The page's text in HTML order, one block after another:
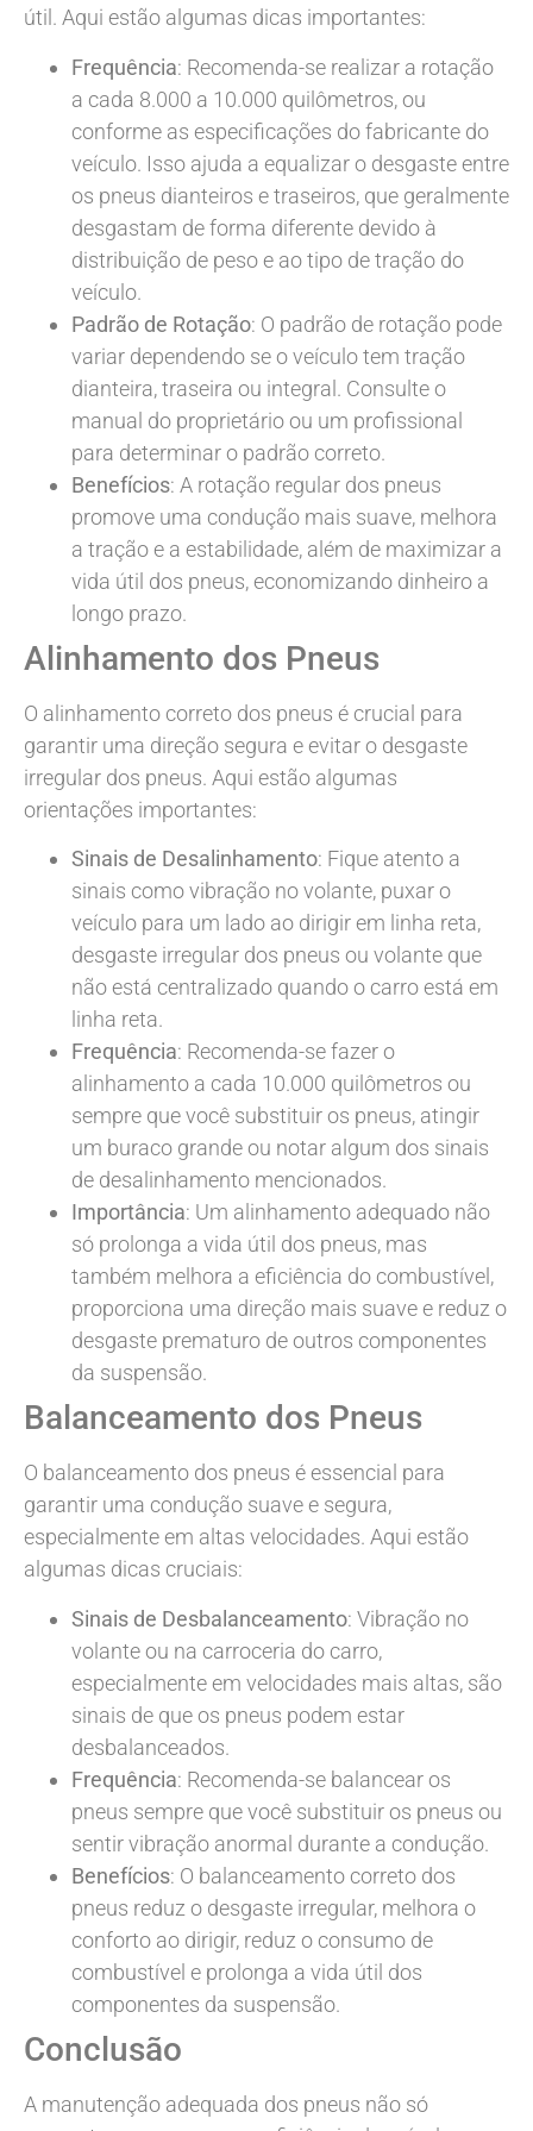
útil. Aqui estão algumas dicas importantes:
Frequência: Recomenda-se realizar a rotação
a cada 8.000 a 10.000 quilômetros, ou
conforme as especificações do fabricante do
veículo. Isso ajuda a equalizar o desgaste entre
os pneus dianteiros e traseiros, que geralmente
desgastam de forma diferente devido à
distribuição de peso e ao tipo de tração do
veículo.
Padrão de Rotação: O padrão de rotação pode
variar dependendo se o veículo tem tração
dianteira, traseira ou integral. Consulte o
manual do proprietário ou um profissional
para determinar o padrão correto.
Benefícios: A rotação regular dos pneus
promove uma condução mais suave, melhora
a tração e a estabilidade, além de maximizar a
vida útil dos pneus, economizando dinheiro a
longo prazo.
Alinhamento dos Pneus
O alinhamento correto dos pneus é crucial para
garantir uma direção segura e evitar o desgaste
irregular dos pneus. Aqui estão algumas
orientações importantes:
Sinais de Desalinhamento: Fique atento a
sinais como vibração no volante, puxar o
veículo para um lado ao dirigir em linha reta,
desgaste irregular dos pneus ou volante que
não está centralizado quando o carro está em
linha reta.
Frequência: Recomenda-se fazer o
alinhamento a cada 10.000 quilômetros ou
sempre que você substituir os pneus, atingir
um buraco grande ou notar algum dos sinais
de desalinhamento mencionados.
Importância: Um alinhamento adequado não
só prolonga a vida útil dos pneus, mas
também melhora a eficiência do combustível,
proporciona uma direção mais suave e reduz o
desgaste prematuro de outros componentes
da suspensão.
Balanceamento dos Pneus
O balanceamento dos pneus é essencial para
garantir uma condução suave e segura,
especialmente em altas velocidades. Aqui estão
algumas dicas cruciais:
Sinais de Desbalanceamento: Vibração no
volante ou na carroceria do carro,
especialmente em velocidades mais altas, são
sinais de que os pneus podem estar
desbalanceados.
Frequência: Recomenda-se balancear os
pneus sempre que você substituir os pneus ou
sentir vibração anormal durante a condução.
Benefícios: O balanceamento correto dos
pneus reduz o desgaste irregular, melhora o
conforto ao dirigir, reduz o consumo de
combustível e prolonga a vida útil dos
componentes da suspensão.
Conclusão
A manutenção adequada dos pneus não só